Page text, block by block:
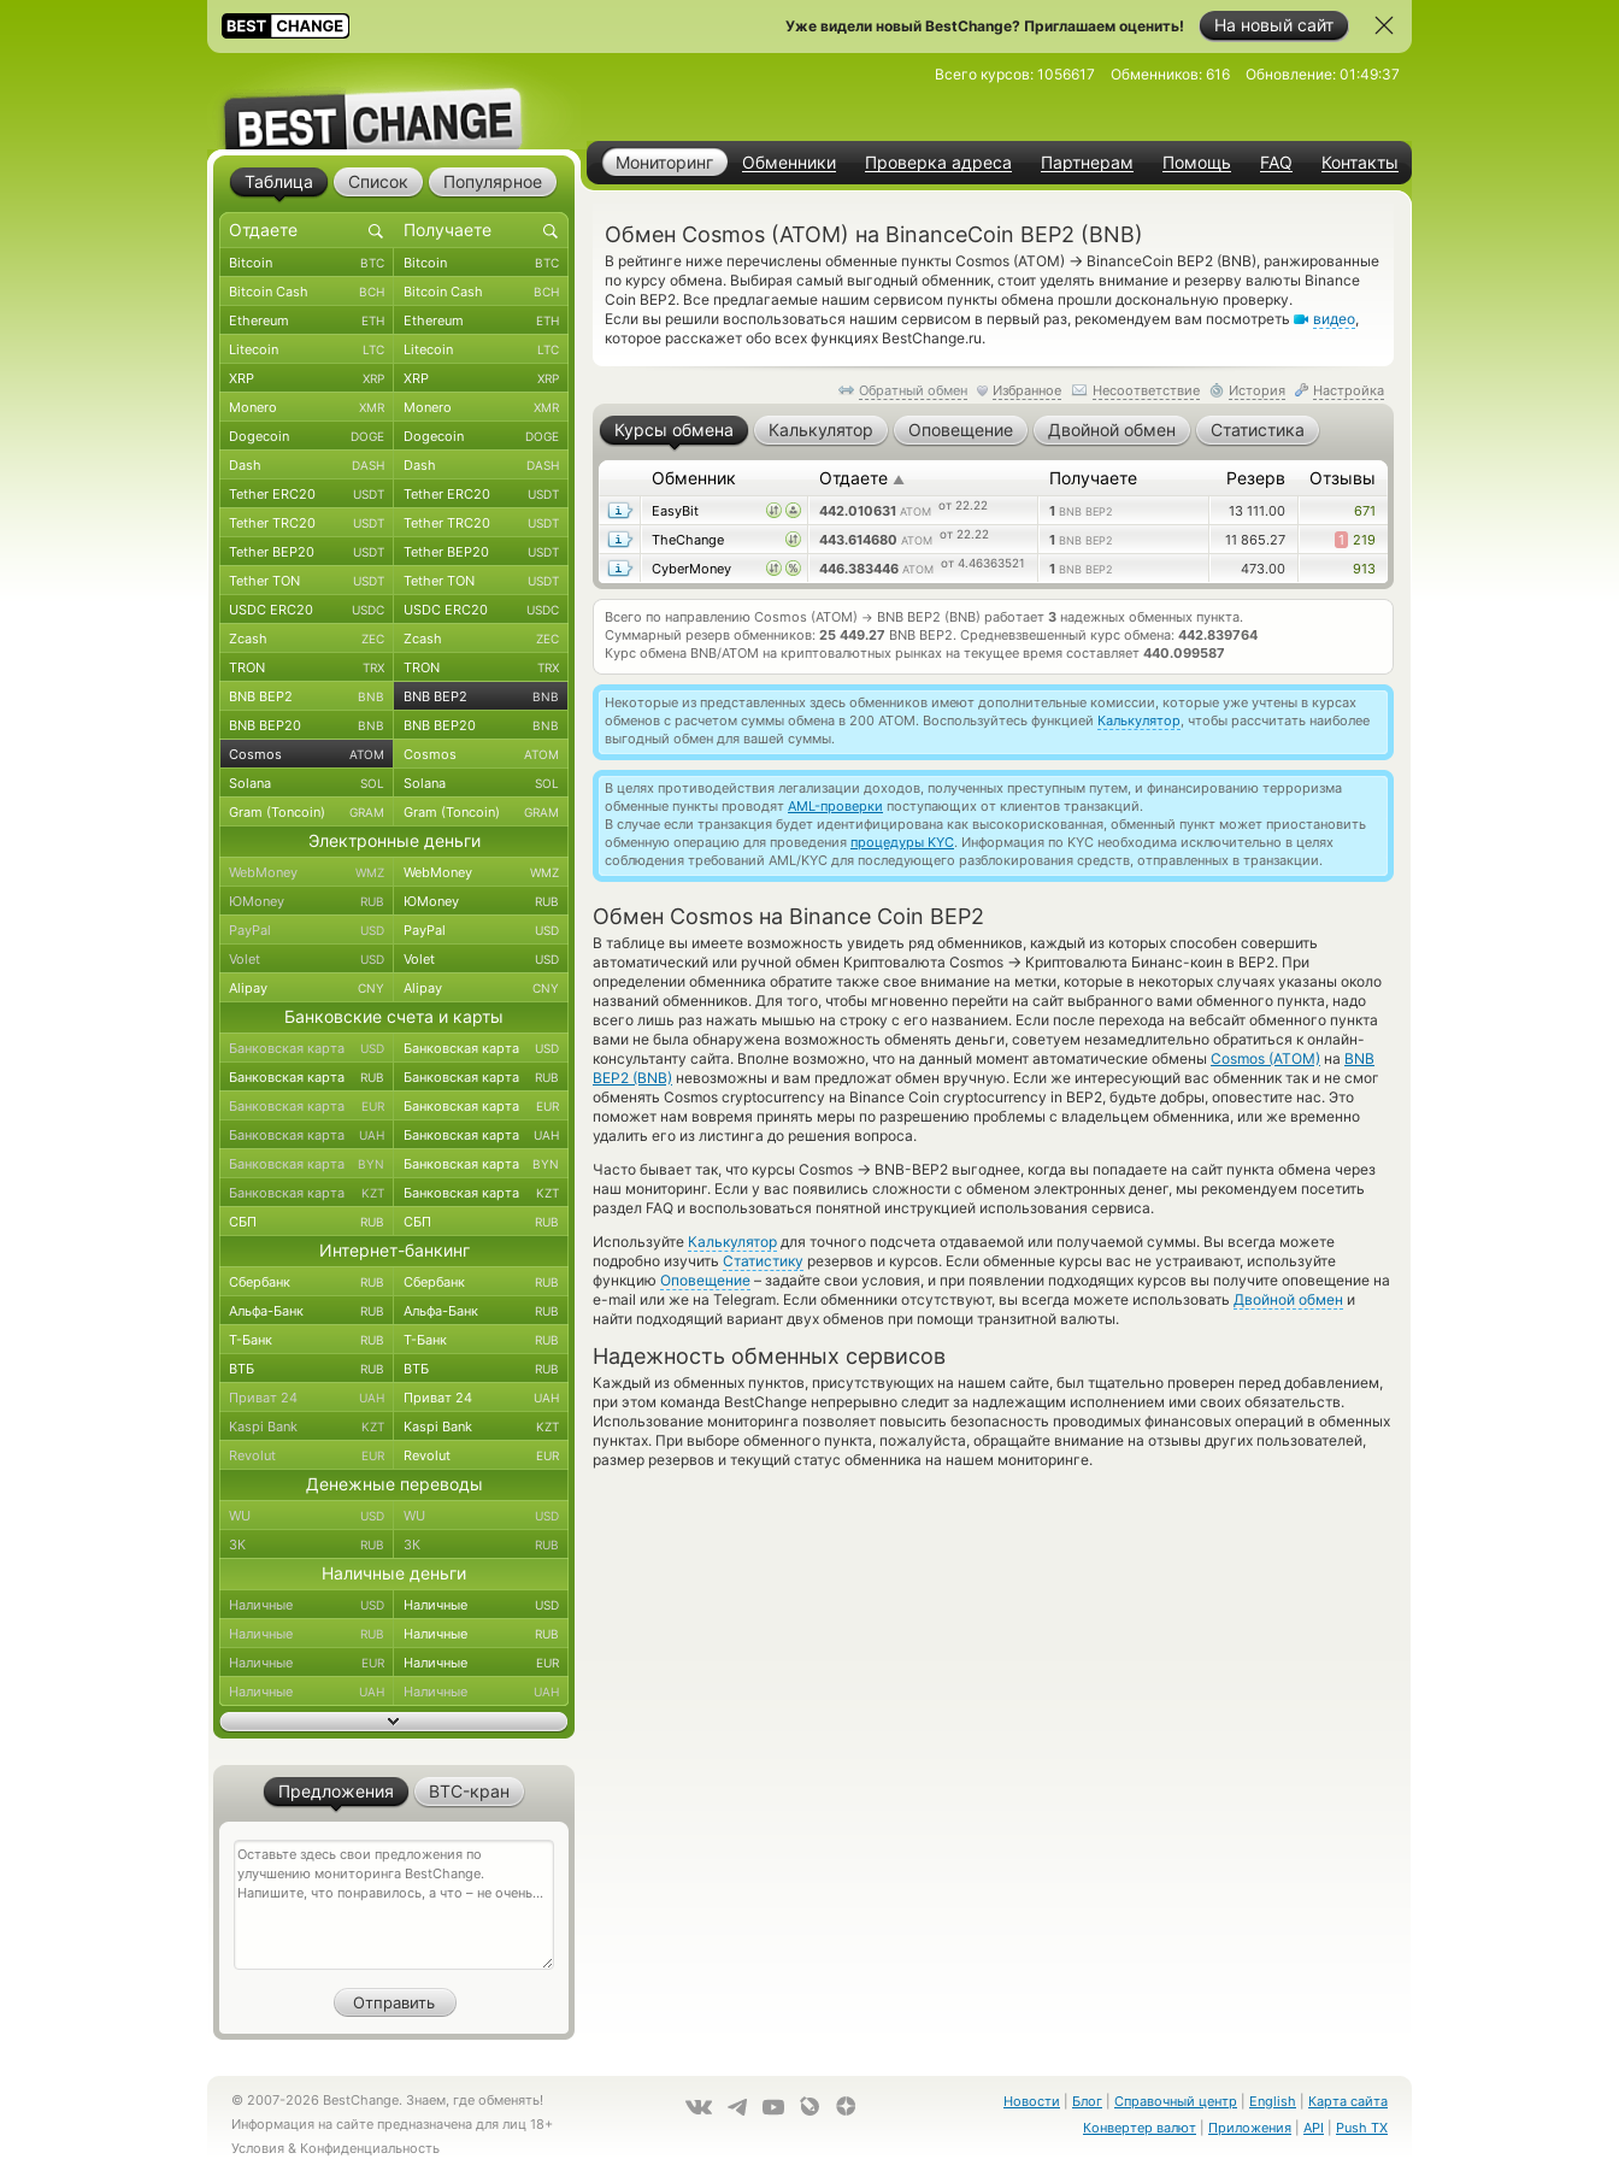
На новый сайт
Уже видели новый BestChange? Приглашаем оценить!
Мониторинг Обменники Проверка адреса Партнерам Помощь FAQ Контакты
Всего курсов: 1056617 Обменников: 616 Обновление: 01:49:37
Обмен Cosmos (ATOM) на BinanceCoin BEP2 (BNB)
В рейтинге ниже перечислены обменные пункты Cosmos (ATOM) → BinanceCoin BEP2 (BNB), ранжированные
по курсу обмена. Выбирая самый выгодный обменник, стоит уделять внимание и резерву валюты Binance
Coin BEP2. Все предлагаемые нашим сервисом пункты обмена прошли доскональную проверку.
Если вы решили воспользоваться нашим сервисом в первый раз, рекомендуем вам посмотреть
видео,
которое расскажет обо всех функциях BestChange.ru.
Обратный обмен Избранное Несоответствие История Настройка
Курсы обмена Калькулятор Оповещение Двойной обмен Статистика
Обменник Отдаете ▲ Получаете Резерв Отзывы
EasyBit 442.010631 ATOM от 22.22 1 BNB BEP2 13 111.00
671
TheChange
443.614680 ATOM от 22.22 1 BNB BEP2 11 865.27 1 219
CyberMoney
446.383446 ATOM от 4.46363521 1 BNB BEP2 473.00 913
Всего по направлению Cosmos (ATOM) → BNB BEP2 (BNB) работает 3 надежных обменных пункта.
Суммарный резерв обменников: 25 449.27 BNB BEP2. Средневзвешенный курс обмена: 442.839764
Курс обмена BNB/ATOM на криптовалютных рынках на текущее время составляет 440.099587
Некоторые из представленных здесь обменников имеют дополнительные комиссии, которые уже учтены в курсах
обменов с расчетом суммы обмена в 200 ATOM. Воспользуйтесь функцией Калькулятор, чтобы рассчитать наиболее
выгодный обмен для вашей суммы.
В целях противодействия легализации доходов, полученных преступным путем, и финансированию терроризма
обменные пункты проводят AML-проверки поступающих от клиентов транзакций.
В случае если транзакция будет идентифицирована как высокорискованная, обменный пункт может приостановить
обменную операцию для проведения процедуры KYC. Информация по KYC необходима исключительно в целях
соблюдения требований AML/KYC для последующего разблокирования средств, отправленных в транзакции.
Обмен Cosmos на Binance Coin BEP2
В таблице вы имеете возможность увидеть ряд обменников, каждый из которых способен совершить
автоматический или ручной обмен Криптовалюта Cosmos → Криптовалюта Бинанс-коин в BEP2. При
определении обменника обратите также свое внимание на метки, которые в некоторых случаях указаны около
названий обменников. Для того, чтобы мгновенно перейти на сайт выбранного вами обменного пункта, надо
всего лишь раз нажать мышью на строку с его названием. Если после перехода на вебсайт обменного пункта
вами не была обнаружена возможность обменять деньги, советуем незамедлительно обратиться к онлайн-
консультанту сайта. Вполне возможно, что на данный момент автоматические обмены Cosmos (ATOM) на BNB
BEP2 (BNB) невозможны и вам предложат обмен вручную. Если же интересующий вас обменник так и не смог
обменять Cosmos cryptocurrency на Binance Coin cryptocurrency in BEP2, будьте добры, оповестите нас. Это
поможет нам вовремя принять меры по разрешению проблемы с владельцем обменника, или же временно
удалить его из листинга до решения вопроса.
Часто бывает так, что курсы Cosmos → BNB-BEP2 выгоднее, когда вы попадаете на сайт пункта обмена через
наш мониторинг. Если у вас появились сложности с обменом электронных денег, мы рекомендуем посетить
раздел FAQ и воспользоваться понятной инструкцией использования сервиса.
Используйте Калькулятор для точного подсчета отдаваемой или получаемой суммы. Вы всегда можете
подробно изучить Статистику резервов и курсов. Если обменные курсы вас не устраивают, используйте
функцию Оповещение – задайте свои условия, и при появлении подходящих курсов вы получите оповещение на
e-mail или же на Telegram. Если обменники отсутствуют, вы всегда можете использовать Двойной обмен и
найти подходящий вариант двух обменов при помощи транзитной валюты.
Надежность обменных сервисов
Каждый из обменных пунктов, присутствующих на нашем сайте, был тщательно проверен перед добавлением,
при этом команда BestChange непрерывно следит за надлежащим исполнением ими своих обязательств.
Использование мониторинга позволяет повысить безопасность проводимых финансовых операций в обменных
пунктах. При выборе обменного пункта, пожалуйста, обращайте внимание на отзывы других пользователей,
размер резервов и текущий статус обменника на нашем мониторинге.
Таблица Список Популярное
Bitcoin BTC Bitcoin BTC
Bitcoin Cash BCH Bitcoin Cash BCH
Ethereum ETH Ethereum ETH
Litecoin LTC Litecoin LTC
XRP XRP XRP XRP
Monero XMR Monero XMR
Dogecoin DOGE Dogecoin DOGE
Dash DASH Dash DASH
Tether ERC20 USDT Tether ERC20 USDT
Tether TRC20 USDT Tether TRC20 USDT
Tether BEP20 USDT Tether BEP20 USDT
Tether TON USDT Tether TON USDT
USDC ERC20 USDC USDC ERC20 USDC
Zcash ZEC Zcash ZEC
TRON TRX TRON TRX
BNB BEP2 BNB BNB BEP2 BNB
BNB BEP20 BNB BNB BEP20 BNB
Cosmos ATOM Cosmos ATOM
Solana SOL Solana SOL
Gram (Toncoin) GRAM Gram (Toncoin) GRAM
Электронные деньги
WebMoney WMZ WebMoney WMZ
ЮMoney RUB ЮMoney RUB
PayPal USD PayPal USD
Volet USD Volet USD
Alipay CNY Alipay CNY
Банковские счета и карты
Банковская карта USD Банковская карта USD
Банковская карта RUB Банковская карта RUB
Банковская карта EUR Банковская карта EUR
Банковская карта UAH Банковская карта UAH
Банковская карта BYN Банковская карта BYN
Банковская карта KZT Банковская карта KZT
СБП RUB СБП RUB
Интернет-банкинг
Сбербанк RUB Сбербанк RUB
Альфа-Банк RUB Альфа-Банк RUB
Т-Банк RUB Т-Банк RUB
ВТБ RUB ВТБ RUB
Приват 24 UAH Приват 24 UAH
Kaspi Bank KZT Kaspi Bank KZT
Revolut EUR Revolut EUR
Денежные переводы
WU USD WU USD
ЗК RUB ЗК RUB
Наличные деньги
Наличные USD Наличные USD
Наличные RUB Наличные RUB
Наличные EUR Наличные EUR
Наличные UAH Наличные UAH
Предложения BTC-кран
© 2007-2026 BestChange. Знаем, где обменять!
Информация на сайте предназначена для лиц 18+
Условия & Конфиденциальность
Новости Блог Справочный центр English
Карта сайта
Конвертер валют
Приложения API Push TX